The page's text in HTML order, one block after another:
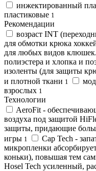
инжектированный
пластиковые 1
Рекомендации
возраст INT
для обмотки крюка
для любых видов
полиэстера и хлопка и
изоленты (для защиты
и плотной ткани 1
взрослых 1
Технологии
AeroFit -
воздуха под защитой
защиты, придающие
игры 1
Cap Tech -
микропленки
коньки), повышая тем
Hosel Tech усиленный,